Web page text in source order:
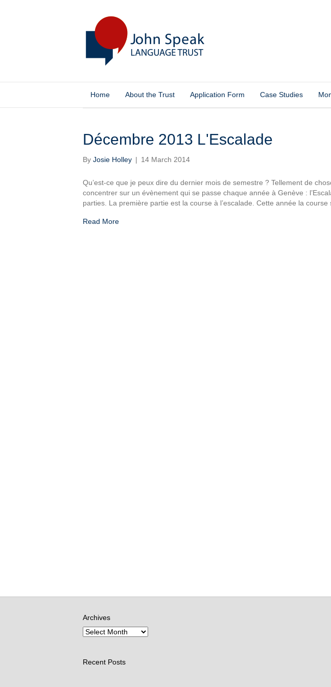
Home About the Trust Application Form Case Studies
Posts Tagged ‘Escalade’
Décembre 2013 L'Escalade
By Josie Holley | 14 March 2014
Qu’est-ce que je peux dire du dernier mois de semestre ? Tellement de
concentrer sur un évènement qui se passe chaque année à Genève :
parties. La première partie est la course à l’escalade. Cette année la course
Read More
Archives
Recent Posts